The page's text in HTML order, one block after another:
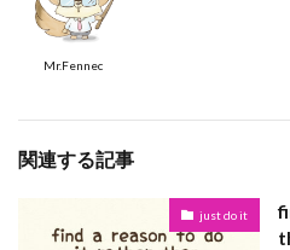
Mr.Fennec
関連する記事
just do it